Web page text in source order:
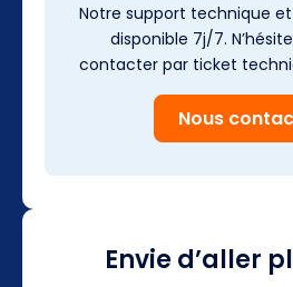
Notre support technique
disponible 7j/7.
contacter par ticket
Nous
Envie d’aller